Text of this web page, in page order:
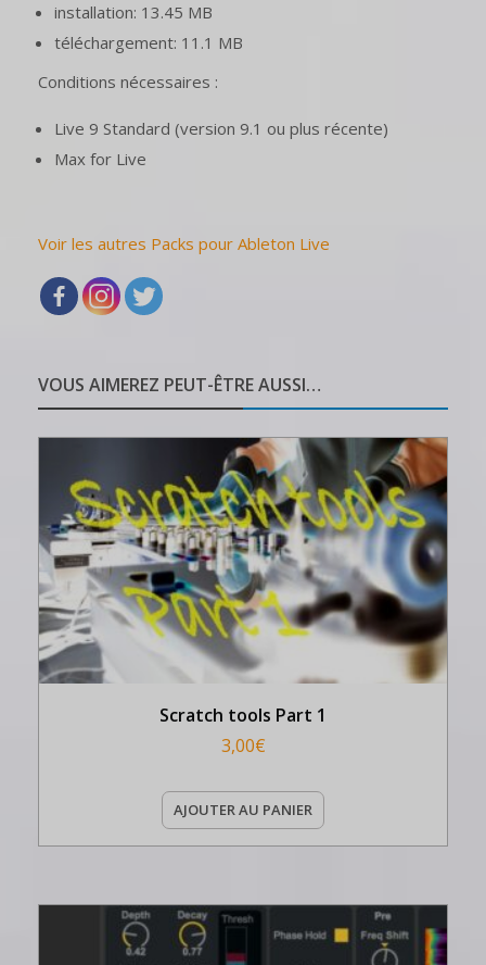
installation: 13.45 MB
téléchargement: 11.1 MB
Conditions nécessaires :
Live 9 Standard (version 9.1 ou plus récente)
Max for Live
Voir les autres Packs pour Ableton Live
VOUS AIMEREZ PEUT-ÊTRE AUSSI…
Scratch tools Part 1
3,00€
AJOUTER AU PANIER